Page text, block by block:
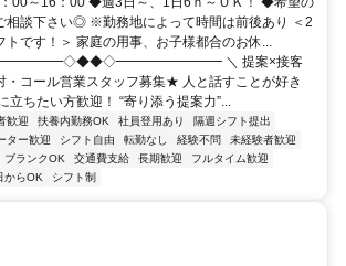
相談下さい◎ ※勤務地によって時間は前後あり ＜2
です！＞ 家庭の用事、お子様都合のお休...
＼ 提案×接客
コール営業スタッフ募集★ 人と話すことが好き
立ちたい方歓迎！ “寄り添う提案力”...
歓迎 扶養内勤務OK 社員登用あり
隔週シフト提出
ター歓迎 シフト自由 転勤なし 経験不問
未経験者歓迎
ブランクOK 交通費支給 長期歓迎
フルタイム歓迎
からOK シフト制